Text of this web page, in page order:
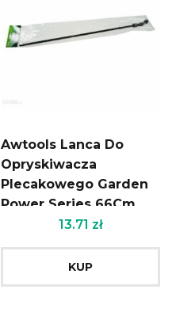
Awtools Lanca Do
Opryskiwacza
Plecakowego Garden
Power Series 66Cm
(Aw60138)13.71 zł
KUP